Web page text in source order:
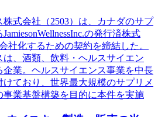
式会社（2503）は、カナダのサプ
の発行済株式
社化するための契約を締結した。
、酒類、飲料・ヘルスサイエン
企業。ヘルスサイエンス事業を中長
ており、世界最大規模のサプリメ
事業基盤構築を目的に本件を実施